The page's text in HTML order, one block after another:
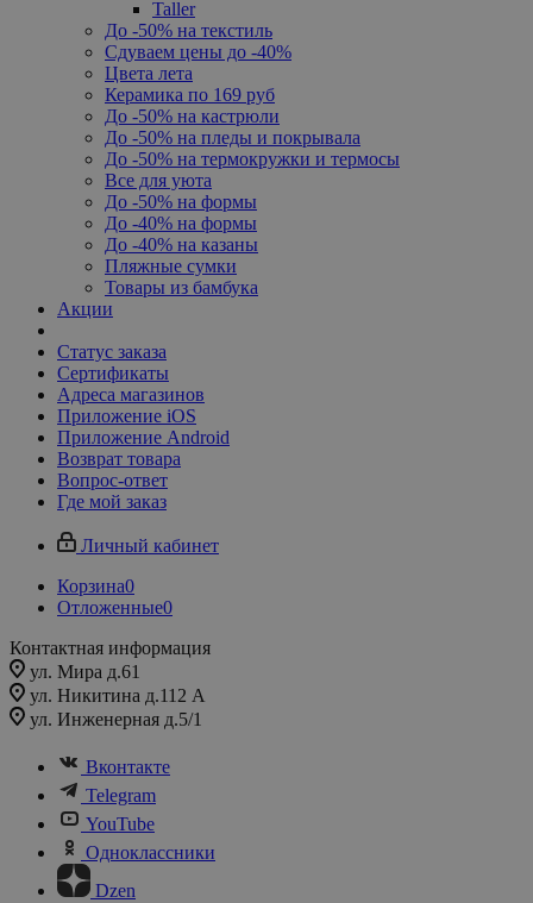
Taller
До -50% на текстиль
Сдуваем цены до -40%
Цвета лета
Керамика по 169 руб
До -50% на кастрюли
До -50% на пледы и покрывала
До -50% на термокружки и термосы
Все для уюта
До -50% на формы
До -40% на формы
До -40% на казаны
Пляжные сумки
Товары из бамбука
Акции
Статус заказа
Сертификаты
Адреса магазинов
Приложение iOS
Приложение Android
Возврат товара
Вопрос-ответ
Где мой заказ
Личный кабинет
Корзина0
Отложенные0
Контактная информация
ул. Мира д.61
ул. Никитина д.112 А
ул. Инженерная д.5/1
Вконтакте
Telegram
YouTube
Одноклассники
Dzen